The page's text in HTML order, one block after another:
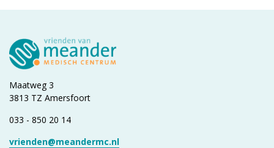
Maatweg 3
3813 TZ Amersfoort
033 - 850 20 14
vrienden@meandermc.nl